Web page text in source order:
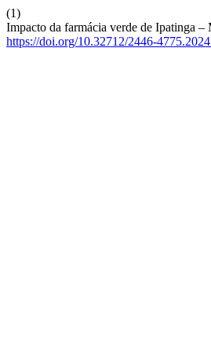
(1)
Impacto da farmácia verde de Ipatinga
https://doi.org/10.32712/2446-